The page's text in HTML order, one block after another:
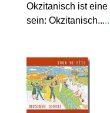
Okzitanisch ist
sein: Okzitanisch...